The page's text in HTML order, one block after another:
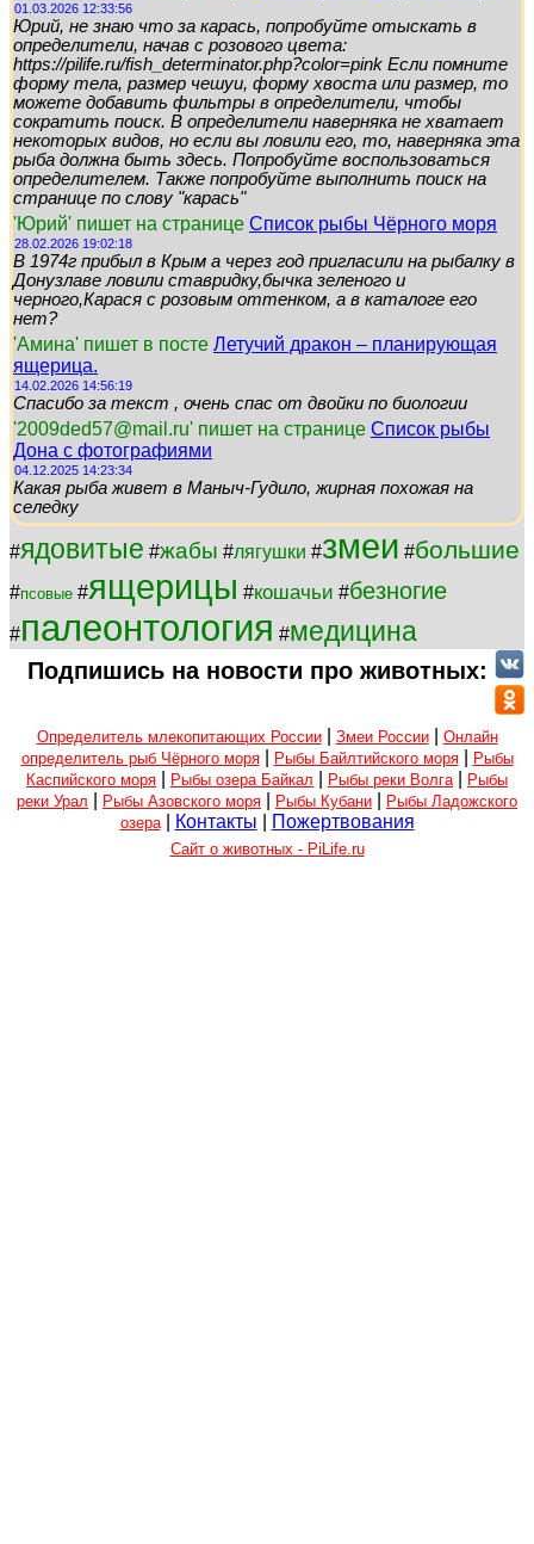
01.03.2026 12:33:56
Юрий, не знаю что за карась, попробуйте отыскать в
определители, начав с розового цвета:
https://pilife.ru/fish_determinator.php?color=pink Если помните
форму тела, размер чешуи, форму хвоста или размер, то
можете добавить фильтры в определители, чтобы
сократить поиск. В определители наверняка не хватает
некоторых видов, но если вы ловили его, то, наверняка эта
рыба должна быть здесь. Попробуйте воспользоваться
определителем. Также попробуйте выполнить поиск на
странице по слову "карась"
'Юрий' пишет на странице Список рыбы Чёрного моря
28.02.2026 19:02:18
В 1974г прибыл в Крым а через год пригласили на рыбалку в
Донузлаве ловили ставридку,бычка зеленого и
черного,Карася с розовым оттенком, а в каталоге его
нет?
'Амина' пишет в посте Летучий дракон – планирующая
ящерица.
14.02.2026 14:56:19
Спасибо за текст , очень спас от двойки по биологии
'2009ded57@mail.ru' пишет на странице Список рыбы
Дона с фотографиями
04.12.2025 14:23:34
Какая рыба живет в Маныч-Гудило, жирная похожая на
селедку
#ядовитые #жабы #лягушки #змеи #большие
#псовые #ящерицы #кошачьи #безногие
#палеонтология #медицина
Подпишись на новости про животных:
Определитель млекопитающих России| Змеи России| Онлайн
определитель рыб Чёрного моря| Рыбы Байлтийского моря|
Рыбы
Каспийского моря
Рыбы озера Байкал Рыбы реки Волга
Рыбы
реки Урал
Рыбы Азовского моря Рыбы Кубани
Рыбы Ладожского
озера| Контакты Пожертвования
Сайт о животных - PiLife.ru